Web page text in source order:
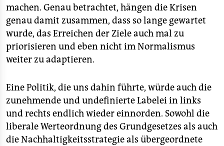
machen. Genau betrachtet, hängen die Krisen
genau damit zusammen, dass so lange gewartet
wurde, das Erreichen der Ziele auch mal zu
priorisieren und eben nicht im Normalismus
weiter zu adaptieren.
Eine Politik, die uns dahin führte, würde auch die
zunehmende und undefinierte Labelei in links
und rechts endlich wieder einnorden. Sowohl die
liberale Werteordnung des Grundgesetzes als auch
die Nachhaltigkeitsstrategie als übergeordnete